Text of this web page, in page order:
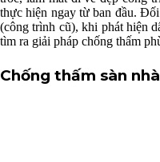
thực hiện ngay từ ban đầu.
(công trình cũ), khi phát hiện
tìm ra giải pháp chống thấm
Chống thấm sàn